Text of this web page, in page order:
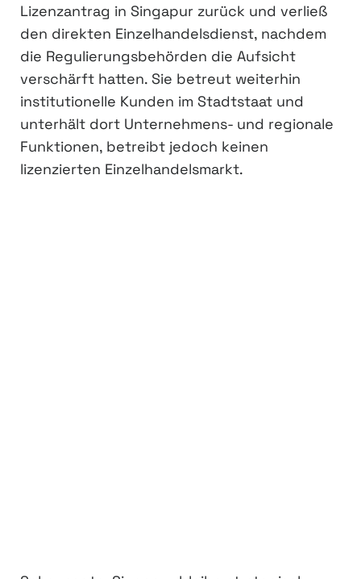
Lizenzantrag in Singapur zurück und verließ
den direkten Einzelhandelsdienst, nachdem
die Regulierungsbehörden die Aufsicht
verschärft hatten. Sie betreut weiterhin
institutionelle Kunden im Stadtstaat und
unterhält dort Unternehmens- und regionale
Funktionen, betreibt jedoch keinen
lizenzierten Einzelhandelsmarkt.